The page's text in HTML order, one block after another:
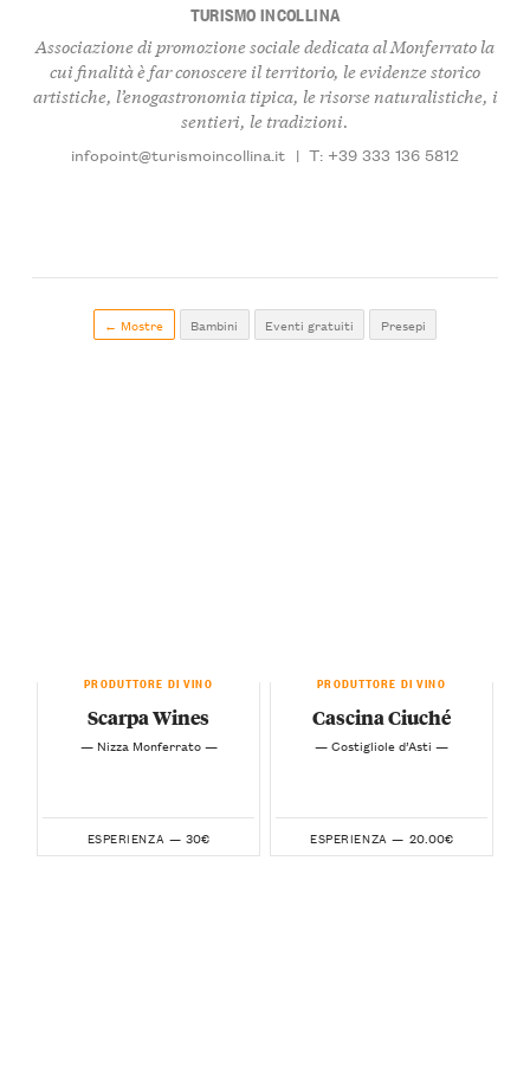
TURISMO INCOLLINA
Associazione di promozione sociale dedicata al Monferrato la
cui finalità è far conoscere il territorio, le evidenze storico
artistiche, l’enogastronomia tipica, le risorse naturalistiche, i
sentieri, le tradizioni.
infopoint@turismoincollina.it | T: +39 333 136 5812
← Mostre Bambini Eventi gratuiti Presepi
PRODUTTORE DI VINO
Scarpa Wines
— Nizza Monferrato —
ESPERIENZA — 30€
PRODUTTORE DI VINO
Cascina Ciuché
— Costigliole d’Asti —
ESPERIENZA — 20.00€